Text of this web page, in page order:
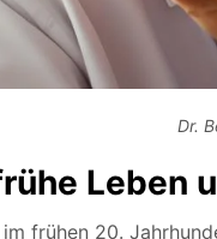
Dr.
Leben
frühen 20.